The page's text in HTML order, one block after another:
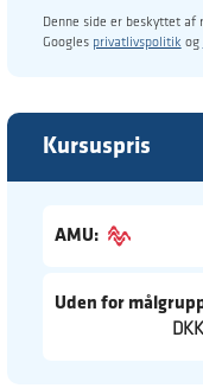
Denne side er beskyttet af
Googles privatlivspolitik og
Kursuspris
AMU:
Uden for